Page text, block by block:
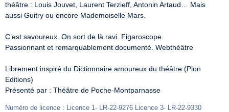
théâtre : Louis Jouvet, Laurent Terzieff, Antonin Artaud… Mais
aussi Guitry ou encore Mademoiselle Mars.
C’est savoureux. On sort de là ravi. Figaroscope
Passionnant et remarquablement documenté. Webthéâtre
Librement inspiré du Dictionnaire amoureux du théâtre (Plon
Editions)
Présenté par : Théâtre de Poche-Montparnasse
Numéro de licence : Licence 1- LR-22-9276 Licence 3- LR-22-9330